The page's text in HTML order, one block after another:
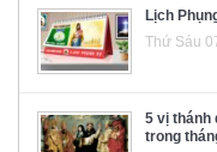
Lịch
Thứ Sáu
5 vị thánh
trong